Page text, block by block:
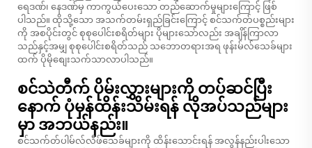
ရေဒဏ်၊ နေဒဏ်မှ ကာကွယ်ပေးသော တည်ဆောက်မှုများကြောင့် ဖြစ်
ပါသည်။ ထိုသို့သော အသက်တမ်းရှည်ခြင်းကြောင့် စင်သက်တ်ပစ္စည်းများ
ကို အစပိုင်းတွင် စုစုပေါင်းစရိတ်များ ပိုများသော်လည်း အချိန်ကြာလာ
သည်နှင့်အမျှ စုစုပေါင်းစရိတ်သည် သဘောတရားအရ ဖုန်းမ်လ်သေခ်များ
ထက် ပိုမိုစျေးသက်သာလာပါသည်။
စင်သဲတီက် ပိုမ်းလွှားများကို တပ်ဆင်ပြီး
နောက် ပုံမှန်ထိန်းသိမ်းရန် လိုအပ်သည်များ
မှာ အဘယ်နည်း။
စင်သက်တ်ပါမ်လ်လီဖ်သေခ်များကို ထိန်းသောင်းရန် အလွန်နည်းပါးသော